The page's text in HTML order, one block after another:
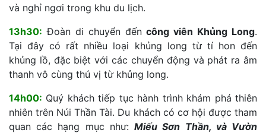
và nghỉ ngơi trong khu du lịch.
13h30: Đoàn di chuyển đếncông viên Khủng Long.
Tại đây có rất nhiều loại khủng long từ tí hon đến
khủng lồ, đặc biệt với các chuyển động và phát ra âm
thanh vô cùng thú vị từ khủng long.
14h00: Quý khách tiếp tục hành trình khám phá thiên
nhiên trên Núi Thần Tài. Du khách có cơ hội được tham
quan các hạng mục như:Miếu Sơn Thần, và Vườn